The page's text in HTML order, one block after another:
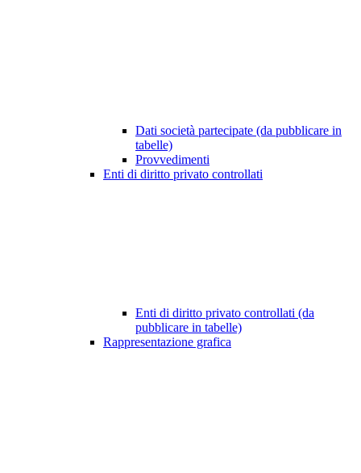
Dati società partecipate (da pubblicare in
tabelle)
Provvedimenti
Enti di diritto privato controllati
Enti di diritto privato controllati (da
pubblicare in tabelle)
Rappresentazione grafica